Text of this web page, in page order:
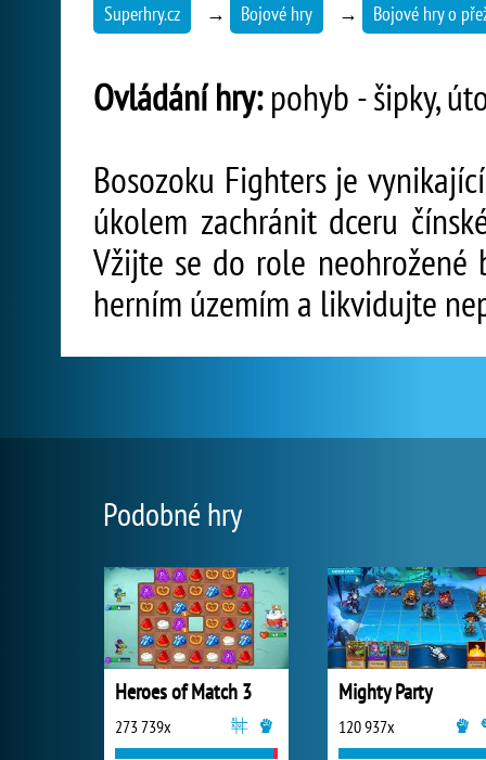
Superhry.cz → Bojové hry → Bojové hry o
Ovládání hry:pohyb - šipky,
Bosozoku Fighters je
úkolem zachránit dceru
Vžijte se do role neohrožené
herním územím a likvidujte
Podobné hry
Heroes of Match 3
273 739x
Mighty Party
120 937x